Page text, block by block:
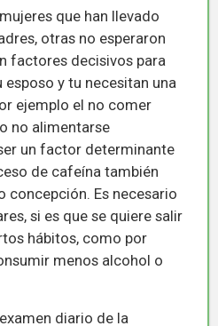
que han llevado
otras no esperaron
factores decisivos para
y tu necesitan una
ejemplo el no comer
no alimentarse
un factor determinante
de cafeína también
concepción. Es necesario
si es que se quiere salir
hábitos, como por
menos alcohol o
diario de la